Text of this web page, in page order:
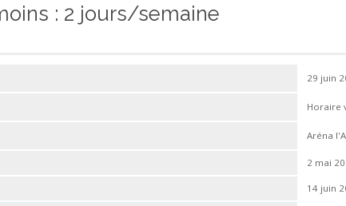
: 2 jours/semaine
29 juin
Horaire
Aréna
2 mai
14 juin